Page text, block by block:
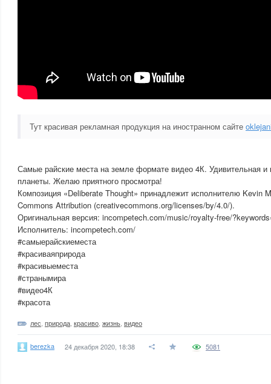
Тут красивая рекламная продукция на иностранном сайте
Самые райские места на земле формате видео 4К. Удивительная и
планеты. Желаю приятного просмотра!
Композиция «Deliberate Thought» принадлежит исполнителю Kevin
Commons Attribution (creativecommons.org/licenses/by/4.0/).
Оригинальная версия: incompetech.com/music/royalty-free/
Исполнитель: incompetech.com/
#самыерайскиеместа
#красиваяприрода
#красивыеместа
#странымира
#видео4К
#красота
лес природа красиво жизнь видео
berezka 24 декабря 2020, 18:38 5081